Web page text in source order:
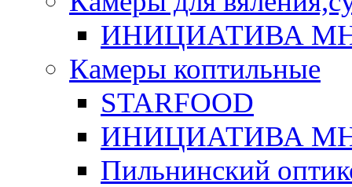
ИНИЦИАТИВА
Камеры коптильные
STARFOOD
ИНИЦИАТИВА
Пильнинский